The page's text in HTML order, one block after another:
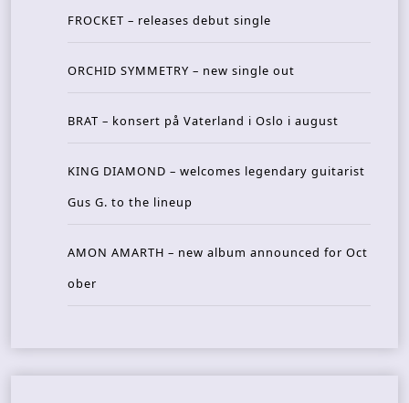
FROCKET – releases debut single
ORCHID SYMMETRY – new single out
BRAT – konsert på Vaterland i Oslo i august
KING DIAMOND – welcomes legendary guitarist
Gus G. to the lineup
AMON AMARTH – new album announced for Oct
ober